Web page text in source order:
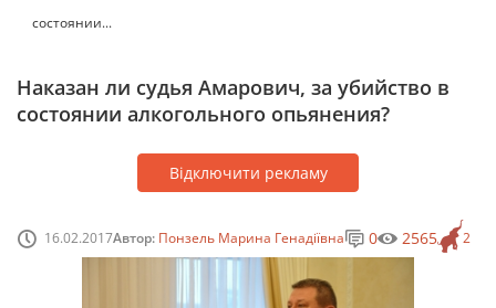
состоянии...
Наказан ли судья Амарович, за убийство в
состоянии алкогольного опьянения?
Відключити рекламу
16.02.2017Автор: Понзель Марина Генадіївна 2
0 2565